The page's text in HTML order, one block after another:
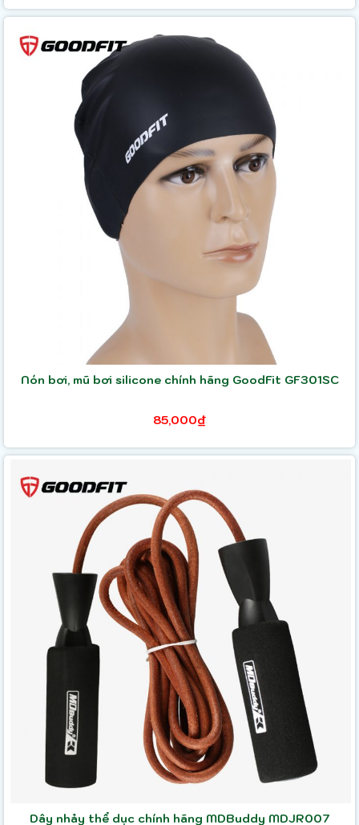
Nón bơi, mũ bơi silicone chính hãng GoodFit GF301SC
85,000₫
Dây nhảy thể dục chính hãng MDBuddy MDJR007